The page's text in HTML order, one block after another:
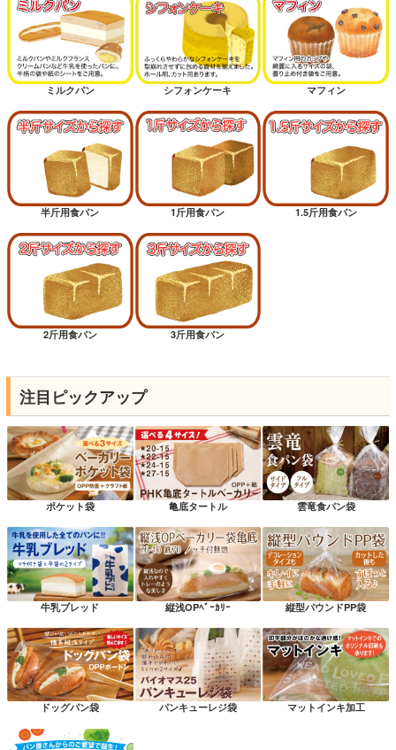
ミルクパン シフォンケーキ マフィン
半斤用食パン 1斤用食パン 1.5斤用食パン
2斤用食パン 3斤用食パン
注目ピックアップ
ポケット袋 亀底タートル 雲竜食パン袋
牛乳ブレッド 縦浅OPﾍﾞｰｶﾘｰ 縦型パウンドPP袋
ドッグパン袋 パンキューレジ袋 マットインキ加工